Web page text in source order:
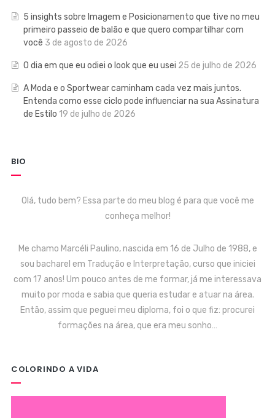
5 insights sobre Imagem e Posicionamento que tive no meu
primeiro passeio de balão e que quero compartilhar com
você 3 de agosto de 2026
O dia em que eu odiei o look que eu usei 25 de julho de 2026
A Moda e o Sportwear caminham cada vez mais juntos.
Entenda como esse ciclo pode influenciar na sua Assinatura
de Estilo 19 de julho de 2026
BIO
Olá, tudo bem? Essa parte do meu blog é para que você me
conheça melhor!
Me chamo Marcéli Paulino, nascida em 16 de Julho de 1988, e
sou bacharel em Tradução e Interpretação, curso que iniciei
com 17 anos! Um pouco antes de me formar, já me interessava
muito por moda e sabia que queria estudar e atuar na área.
Então, assim que peguei meu diploma, foi o que fiz: procurei
formações na área, que era meu sonho…
COLORINDO A VIDA